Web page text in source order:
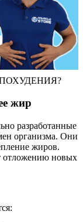
жир
разработанные
организма. Они
жиров.
отложению новых